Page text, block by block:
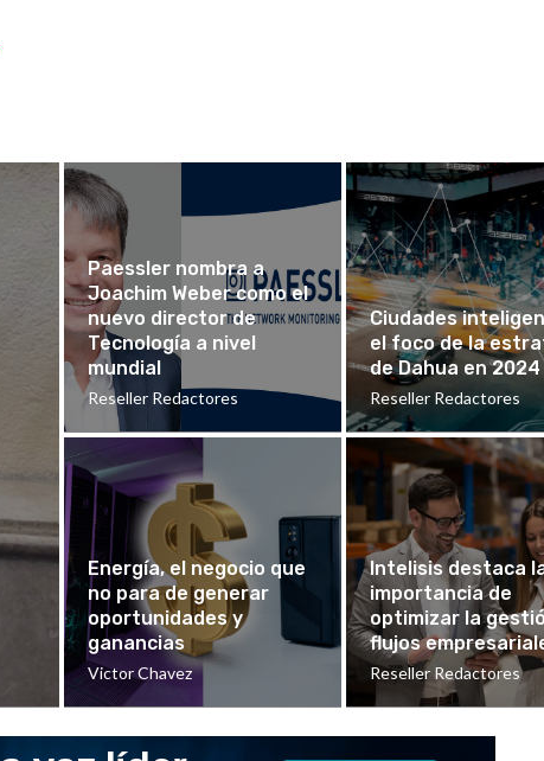
Paessler nombra a
Joachim Weber como el
nuevo director de
Tecnología a nivel
mundial
Reseller Redactores
Ciudades
el foco de la
de Dahua en 2024
Reseller Redactores
Energía, el negocio que
no para de generar
oportunidades y
ganancias
Victor Chavez
Intelisis destaca
importancia de
optimizar la
flujos
Reseller Redactores